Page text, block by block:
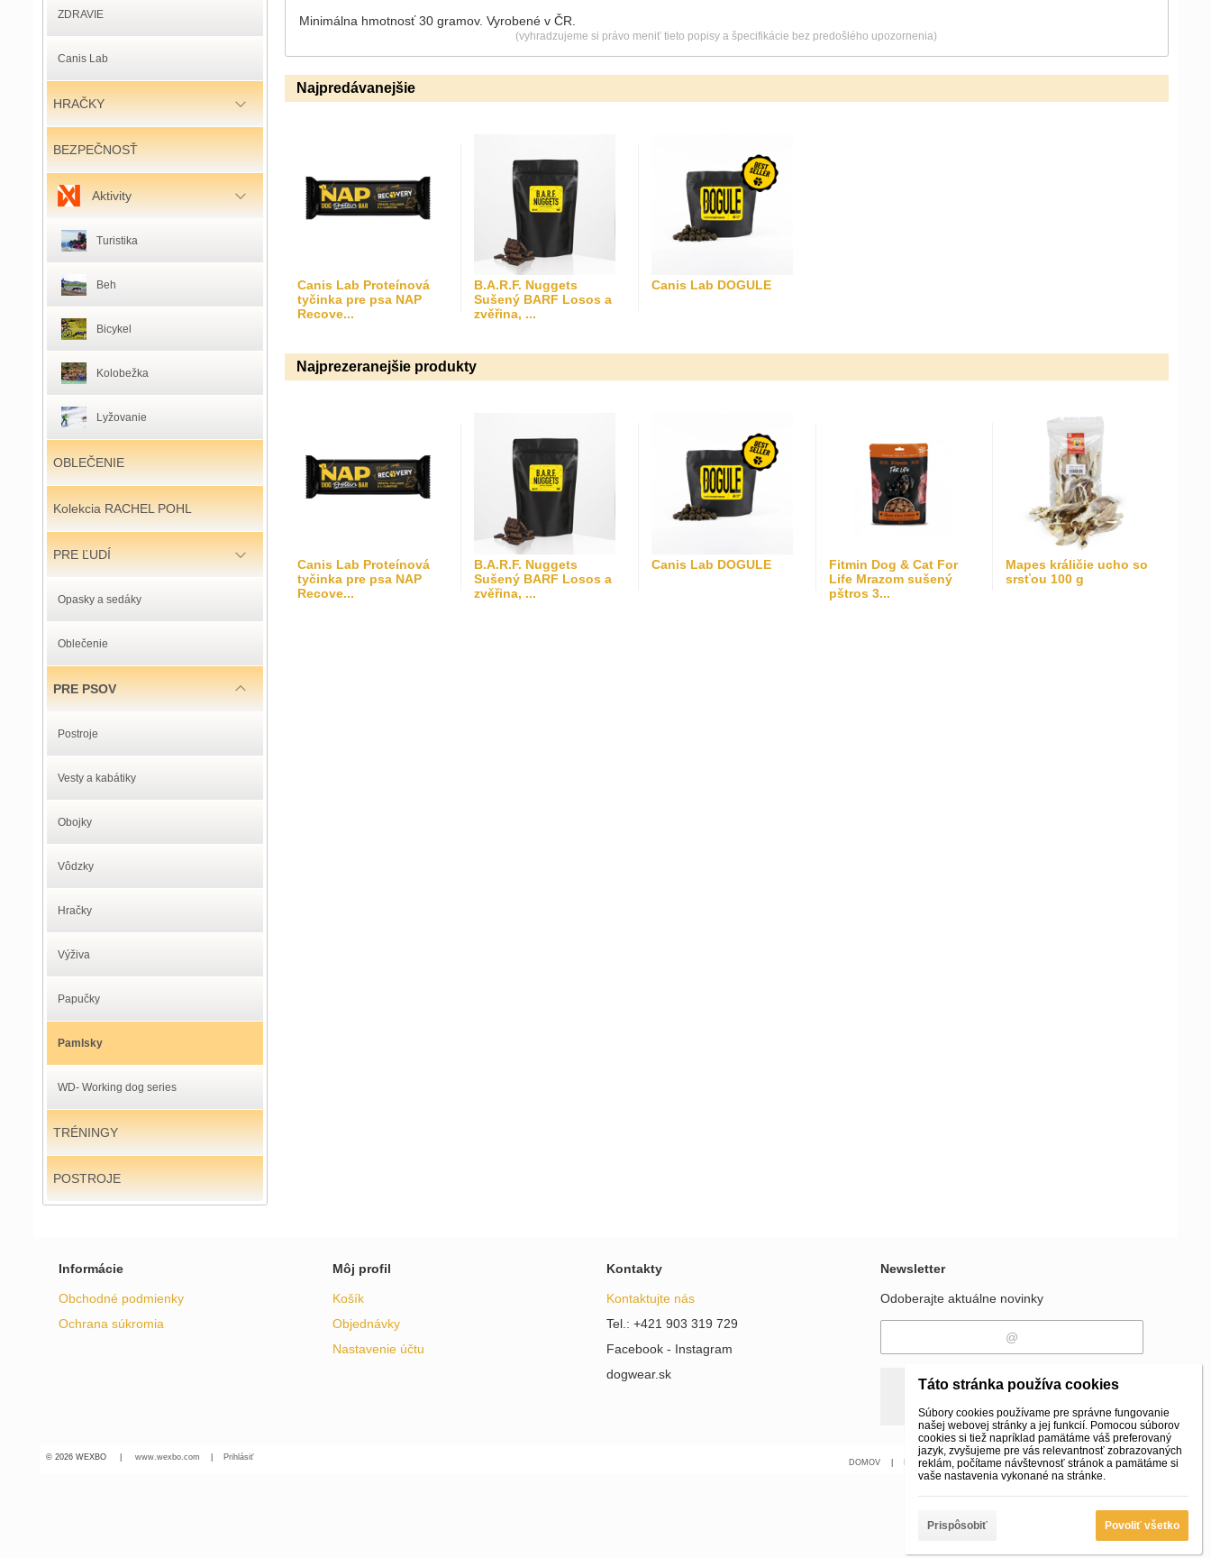
ZDRAVIE
Canis Lab
HRAČKY
BEZPEČNOSŤ
Aktivity
Turistika
Beh
Bicykel
Kolobežka
Lyžovanie
OBLEČENIE
Kolekcia RACHEL POHL
PRE ĽUDÍ
Opasky a sedáky
Oblečenie
PRE PSOV
Postroje
Vesty a kabátiky
Obojky
Vôdzky
Hračky
Výživa
Papučky
Pamlsky
WD- Working dog series
TRÉNINGY
POSTROJE
Minimálna hmotnosť 30 gramov. Vyrobené v ČR.
(vyhradzujeme si právo meniť tieto popisy a špecifikácie bez predošlého upozornenia)
Najpredávanejšie
Canis Lab Proteínová
tyčinka pre psa NAP
Recove...
B.A.R.F. Nuggets
Sušený BARF Losos a
zvěřina, ...
Canis Lab DOGULE
Najprezeranejšie produkty
Canis Lab Proteínová
tyčinka pre psa NAP
Recove...
B.A.R.F. Nuggets
Sušený BARF Losos a
zvěřina, ...
Canis Lab DOGULE
Fitmin Dog & Cat For
Life Mrazom sušený
pštros 3...
Mapes králičie ucho so
srsťou 100 g
Informácie
Obchodné podmienky
Ochrana súkromia
Môj profil
Košík
Objednávky
Nastavenie účtu
Kontakty
Kontaktujte nás
Tel.: +421 903 319 729
Facebook - Instagram
dogwear.sk
Newsletter
Odoberajte aktuálne novinky
© 2026 WEXBO | www.wexbo.com Prihlásiť
DOMOV Kontakt| E-SHOP|
Táto stránka používa cookies
Súbory cookies používame pre správne fungovanie
našej webovej stránky a jej funkcií. Pomocou súborov
cookies si tiež napríklad pamätáme váš preferovaný
jazyk, zvyšujeme pre vás relevantnosť zobrazovaných
reklám, počítame návštevnosť stránok a pamätáme si
vaše nastavenia vykonané na stránke.
Prispôsobiť Povoliť všetko